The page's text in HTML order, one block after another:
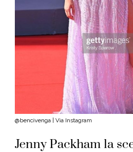
@bencivenga | Via Instagram
Jenny Packham la